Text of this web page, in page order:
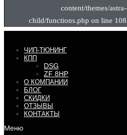
content/themes/astra-
child/functions.php on line 108
ЧИП-ТЮНИНГ
КПП
DSG
ZF 8HP
О КОМПАНИИ
БЛОГ
СКИДКИ
ОТЗЫВЫ
КОНТАКТЫ
Меню